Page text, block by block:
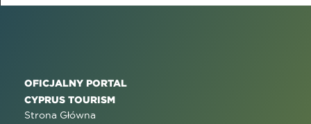
OFICJALNY PORTAL
CYPRUS TOURISM
Strona Główna